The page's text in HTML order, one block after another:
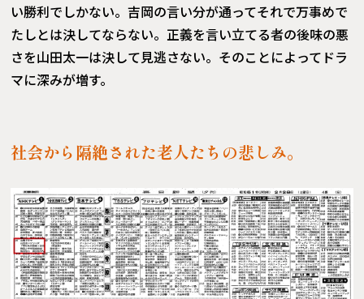
い勝利でしかない。吉岡の言い分が通ってそれで万事めで
たしとは決してならない。正義を言い立てる者の後味の悪
さを山田太一は決して見逃さない。そのことによってドラ
マに深みが増す。
社会から隔絶された老人たちの悲しみ。